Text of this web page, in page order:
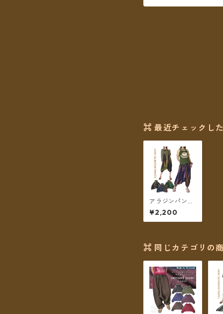
⌘ 最近チェックし
アラジンパンツ
サルエルパンツ
2WAY レーヨン
Cタイプ ドット
¥2,200
⌘ 同じカテゴリの